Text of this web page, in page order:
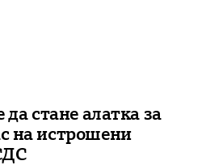
да стане алатка за
на истрошени